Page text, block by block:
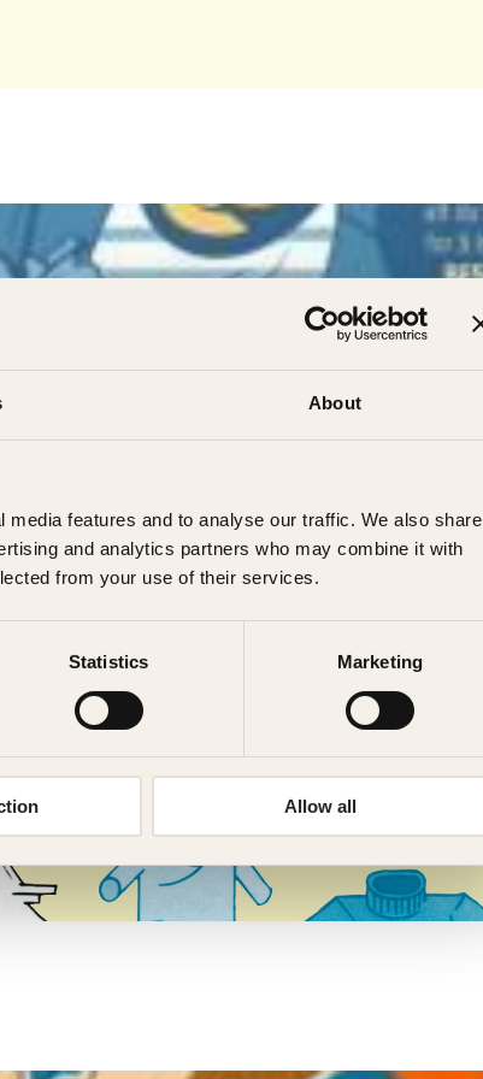
About
features and to analyse our traffic. We also share
and analytics partners who may combine it with
from your use of their services.
Statistics Marketing
Allow all